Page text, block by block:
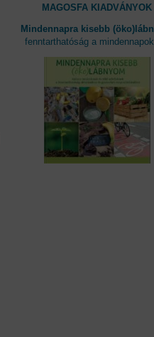
MAGOSFA KIADVÁNYOK
Mindennapra kisebb
fenntarthatóság a